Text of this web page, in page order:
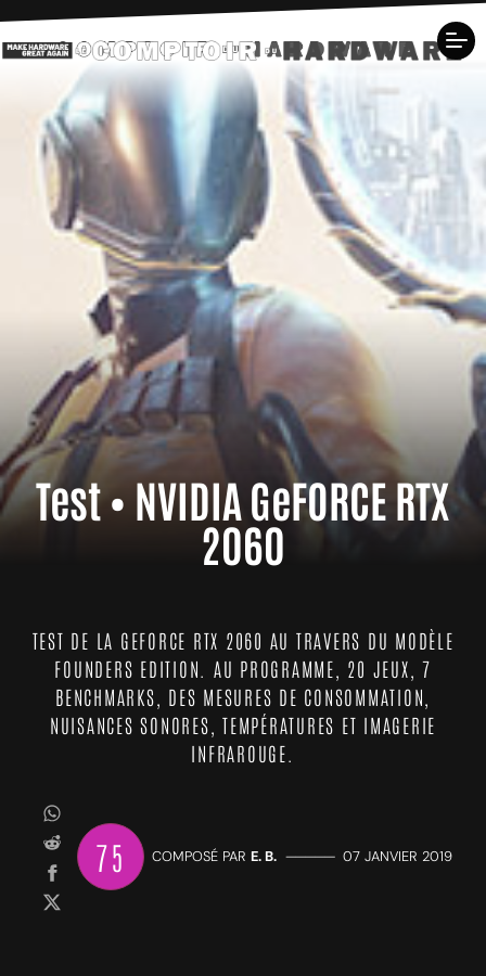
Test • NVIDIA GeFORCE RTX
2060
TEST DE LA GEFORCE RTX 2060 AU TRAVERS DU MODÈLE
FOUNDERS EDITION. AU PROGRAMME, 20 JEUX, 7
BENCHMARKS, DES MESURES DE CONSOMMATION,
NUISANCES SONORES, TEMPÉRATURES ET IMAGERIE
INFRAROUGE.
75 COMPOSÉ PAR E. B. ————— 07 JANVIER 2019